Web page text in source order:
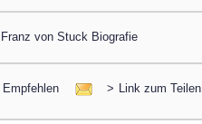
Franz von Stuck Biografie
Empfehlen > Link zum Teilen